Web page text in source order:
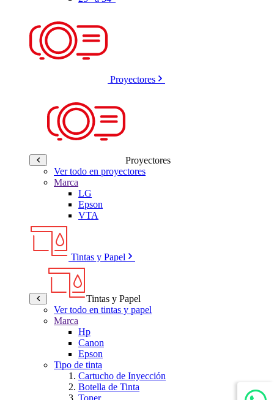
Proyectores
Proyectores
Ver todo en proyectores
Marca
LG
Epson
VTA
Tintas y Papel
Tintas y Papel
Ver todo en tintas y papel
Marca
Hp
Canon
Epson
Tipo de tinta
Cartucho de Inyección
Botella de Tinta
Toner